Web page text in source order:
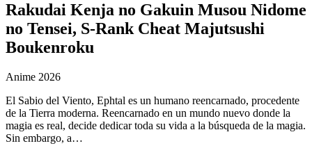
Rakudai Kenja no Gakuin Musou Nidome
no Tensei, S-Rank Cheat Majutsushi
Boukenroku
Anime 2026
El Sabio del Viento, Ephtal es un humano reencarnado, procedente
de la Tierra moderna. Reencarnado en un mundo nuevo donde la
magia es real, decide dedicar toda su vida a la búsqueda de la magia.
Sin embargo, a…